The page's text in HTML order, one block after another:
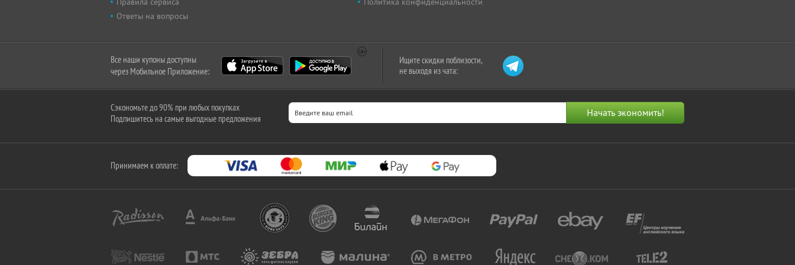
Ответы на вопросы
Все наши купоны доступны
через Мобильное Приложение:
Ищите скидки поблизости,
не выходя из чата:
Сэкономьте до 90% при любых покупках
Подпишитесь на самые выгодные предложения
Принимаем к оплате: